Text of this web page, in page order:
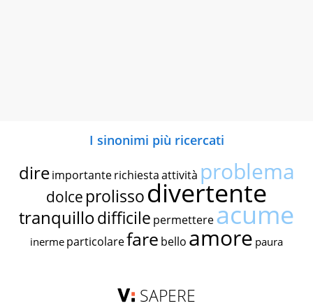
I sinonimi più ricercati
dire importante richiestaattività problema
dolce prolissodivertente
tranquillodifficile permettereacume
inerme particolarefare bello amore paura
SAPERE